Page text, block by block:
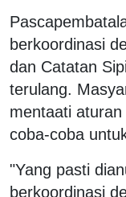
berkoordinasi
dan Catatan
terulang.
mentaati
coba-coba
"Yang pasti
berkoordinasi